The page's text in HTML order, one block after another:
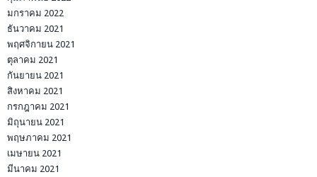
มกราคม 2022
ธันวาคม 2021
พฤศจิกายน 2021
ตุลาคม 2021
กันยายน 2021
สิงหาคม 2021
กรกฎาคม 2021
มิถุนายน 2021
พฤษภาคม 2021
เมษายน 2021
มีนาคม 2021